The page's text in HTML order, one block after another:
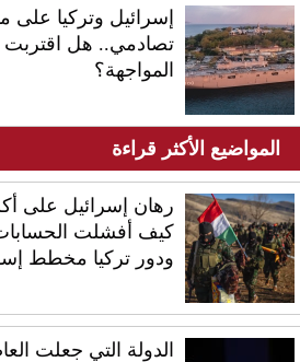
إسرائيل وتركيا على
تصادمي.. هل
المواجهة؟
المواضيع الأكثر قراءة
رهان إسرائيل على
كيف أفشلت
ودور تركيا مخطط
الدولة التي جعلت